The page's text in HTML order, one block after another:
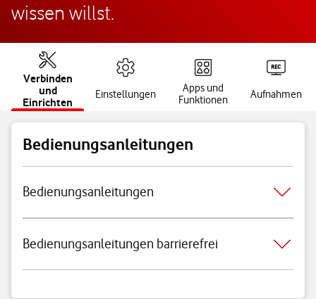
wissen willst.
Verbinden
und
Einrichten
Einstellungen
Apps und
Funktionen
Aufnahmen
Bedienungsanleitungen
Bedienungsanleitungen
Bedienungsanleitungen barrierefrei